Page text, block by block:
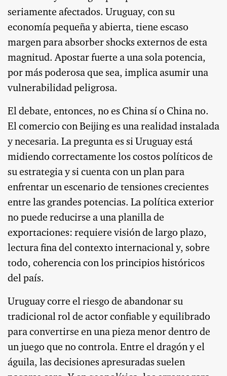
seriamente afectados. Uruguay, con su
economía pequeña y abierta, tiene escaso
margen para absorber shocks externos de esta
magnitud. Apostar fuerte a una sola potencia,
por más poderosa que sea, implica asumir una
vulnerabilidad peligrosa.
El debate, entonces, no es China sí o China no.
El comercio con Beijing es una realidad instalada
y necesaria. La pregunta es si Uruguay está
midiendo correctamente los costos políticos de
su estrategia y si cuenta con un plan para
enfrentar un escenario de tensiones crecientes
entre las grandes potencias. La política exterior
no puede reducirse a una planilla de
exportaciones: requiere visión de largo plazo,
lectura fina del contexto internacional y, sobre
todo, coherencia con los principios históricos
del país.
Uruguay corre el riesgo de abandonar su
tradicional rol de actor confiable y equilibrado
para convertirse en una pieza menor dentro de
un juego que no controla. Entre el dragón y el
águila, las decisiones apresuradas suelen